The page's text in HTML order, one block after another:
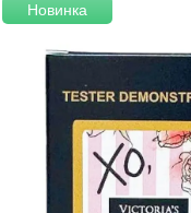
Новинка